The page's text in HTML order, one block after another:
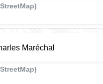
Maréchal